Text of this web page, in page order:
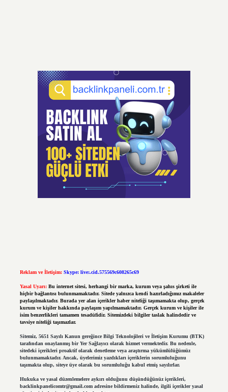
Reklam ve İletişim: Skype: live:.cid.575569c608265c69
Yasal Uyarı: Bu internet sitesi, herhangi bir marka, kurum veya şahıs şirketi ile
hiçbir bağlantısı bulunmamaktadır. Sitede yalnızca kendi hazırladığımız makaleler
paylaşılmaktadır. Burada yer alan içerikler haber niteliği taşımamakta olup, gerçek
kurum ve kişiler hakkında paylaşım yapılmamaktadır. Gerçek kurum ve kişiler ile
isim benzerlikleri tamamen tesadüfidir. Sitemizdeki bilgiler taslak halindedir ve
tavsiye niteliği taşımazlar.
Sitemiz, 5651 Sayılı Kanun gereğince Bilgi Teknolojileri ve İletişim Kurumu (BTK)
tarafından onaylanmış bir Yer Sağlayıcı olarak hizmet vermektedir. Bu nedenle,
sitedeki içerikleri proaktif olarak denetleme veya araştırma yükümlülüğümüz
bulunmamaktadır. Ancak, üyelerimiz yazdıkları içeriklerin sorumluluğunu
taşımakta olup, siteye üye olarak bu sorumluluğu kabul etmiş sayılırlar.
Hukuka ve yasal düzenlemelere aykırı olduğunu düşündüğünüz içerikleri,
backlinkpanelicomtr@gmail.comadresine bildirmeniz halinde, ilgili içerikler yasal